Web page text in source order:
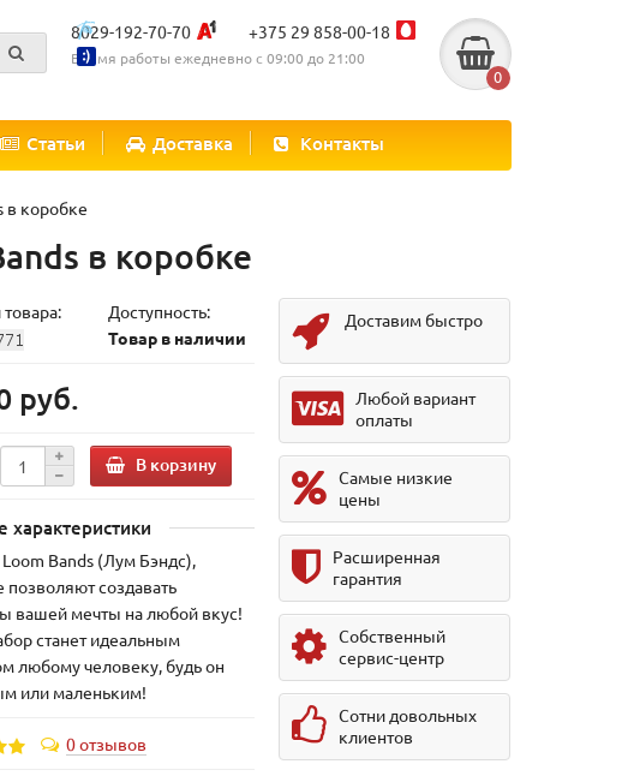
8029-192-70-70 +375 29 858-00-18
Время работы ежедневно с 09:00 до 21:00
0
Статьи Доставка Контакты
в коробке
в коробке
Доступность:
Товар в наличии
руб.
В корзину
характеристики
Bands (Лум Бэндс),
позволяют создавать
вашей мечты на любой вкус!
станет идеальным
любому человеку, будь он
или маленьким!
0 отзывов
Доставим быстро
Любой вариант
оплаты
Самые низкие
цены
Расширенная
гарантия
Собственный
сервис-центр
Сотни довольных
клиентов